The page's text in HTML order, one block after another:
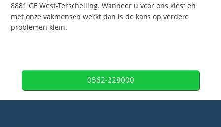
8881 GE West-Terschelling. Wanneer u voor ons kiest en
met onze vakmensen werkt dan is de kans op verdere
problemen klein.
0562-228000